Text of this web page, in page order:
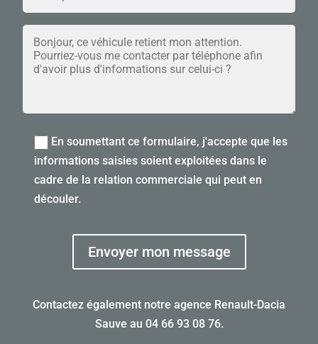
En soumettant ce formulaire, j'accepte que les
informations saisies soient exploitées dans le
cadre de la relation commerciale qui peut en
découler.
Envoyer mon message
Contactez également notre agence Renault-Dacia
Sauve au 04 66 93 08 76.